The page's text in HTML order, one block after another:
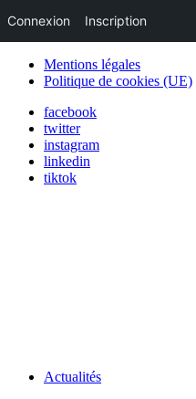
Mentions légales
Politique de cookies (UE)
facebook
twitter
instagram
linkedin
tiktok
Actualités
Connexion Inscription